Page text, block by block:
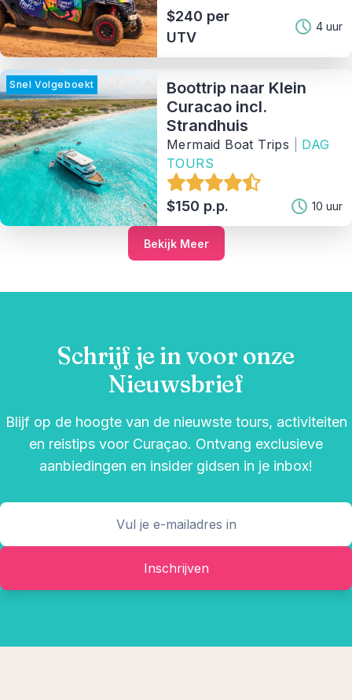
$240 per
UTV
4 uur
Snel Volgeboekt
Boottrip naar Klein
Curacao incl.
Strandhuis
Mermaid Boat Trips
DAG
TOURS
$150 p.p. 10 uur
Bekijk Meer
Schrijf je in voor onze
Nieuwsbrief
Blijf op de hoogte van de nieuwste tours, activiteiten
en reistips voor Curaçao. Ontvang exclusieve
aanbiedingen en insider gidsen in je inbox!
Inschrijven